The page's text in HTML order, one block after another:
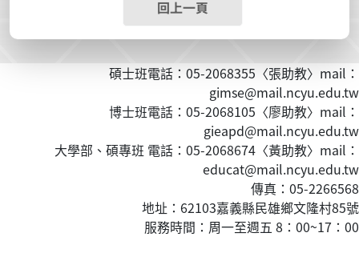
回上一頁
碩士班電話：05-2068355〈張助教〉mail：
gimse@mail.ncyu.edu.tw
博士班電話：05-2068105〈廖助教〉mail：
gieapd@mail.ncyu.edu.tw
大學部、碩專班 電話：05-2068674〈黃助教〉mail：
educat@mail.ncyu.edu.tw
傳真：05-2266568
地址：62103嘉義縣民雄鄉文隆村85號
服務時間：周一至週五 8：00~17：00